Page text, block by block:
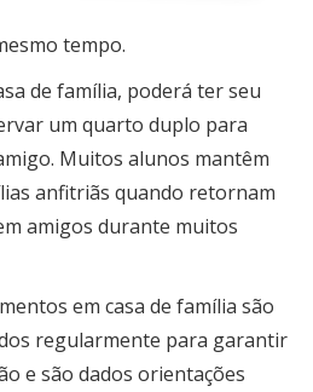
tempo.
de família, poderá ter seu
um quarto duplo para
Muitos alunos mantêm
anfitriãs quando retornam
amigos durante muitos
em casa de família são
regularmente para garantir
e são dados orientações